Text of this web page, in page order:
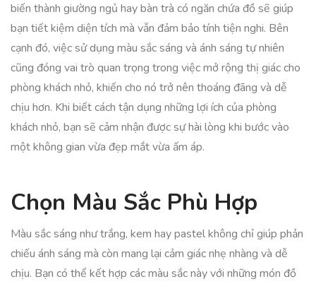
biến thành giường ngủ hay bàn trà có ngăn chứa đồ sẽ giúp
bạn tiết kiệm diện tích mà vẫn đảm bảo tính tiện nghi. Bên
cạnh đó, việc sử dụng màu sắc sáng và ánh sáng tự nhiên
cũng đóng vai trò quan trọng trong việc mở rộng thị giác cho
phòng khách nhỏ, khiến cho nó trở nên thoáng đãng và dễ
chịu hơn. Khi biết cách tận dụng những lợi ích của phòng
khách nhỏ, bạn sẽ cảm nhận được sự hài lòng khi bước vào
một không gian vừa đẹp mắt vừa ấm áp.
Chọn Màu Sắc Phù Hợp
Màu sắc sáng như trắng, kem hay pastel không chỉ giúp phản
chiếu ánh sáng mà còn mang lại cảm giác nhẹ nhàng và dễ
chịu. Bạn có thể kết hợp các màu sắc này với những món đồ